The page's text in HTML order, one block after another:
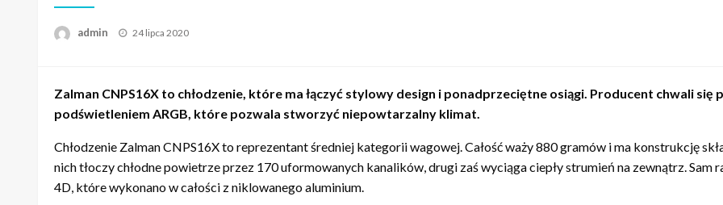
admin Napisano
24 lipca 2020
Zalman CNPS16X to chłodzenie, które ma łączyć stylowy design i ponadprzeciętne osiągi. Producent chwali
podświetleniem ARGB, które pozwala stworzyć niepowtarzalny klimat.
Chłodzenie Zalman CNPS16X to reprezentant średniej kategorii wagowej. Całość waży 880 gramów i ma konstrukcję
nich tłoczy chłodne powietrze przez 170 uformowanych kanalików, drugi zaś wyciąga ciepły strumień na zewnątrz.
4D, które wykonano w całości z niklowanego aluminium.